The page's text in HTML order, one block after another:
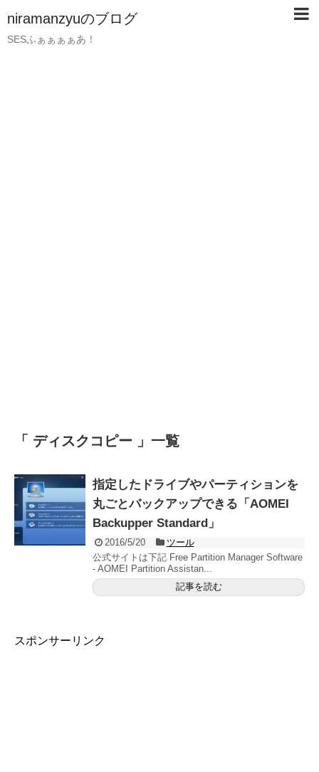
niramanzyuのブログ
SESふぁぁぁぁあ！
「 ディスクコピー 」一覧
指定したドライブやパーティションを
丸ごとバックアップできる「AOMEI
Backupper Standard」
2016/5/20
ツール
公式サイトは下記 Free Partition Manager Software
- AOMEI Partition Assistan...
記事を読む
スポンサーリンク